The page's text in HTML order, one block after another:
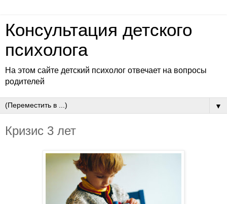
Консультация детского
психолога
На этом сайте детский психолог отвечает на вопросы
родителей
▼
Кризис 3 лет